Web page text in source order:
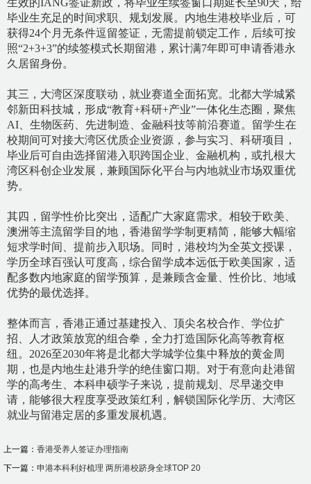
毕业生充足的时间求职、规划发展。内地生港校毕业后，可
获得24个月无条件逗留签证，无需提前锁定工作，后续可按
照“2+3+3”的续签模式长期留港，累计满7年即可申请香港永
久居留身份。
其三，大湾区深度联动，就业赛道全面拓宽。北都大学城紧
邻新田科技城，形成“教育+科研+产业”一体化生态圈，聚焦
AI、生物医药、先进制造、金融科技等前沿赛道。留学生在
校期间可对接大湾区优质企业资源，参与实习、科研项目，
毕业后可自由选择留港入职跨国企业、金融机构，或扎根大
湾区科创企业发展，兼顾国际化平台与内地就业市场双重优
势。
其四，留学性价比突出，适配广大家庭需求。相较于欧美、
澳洲等主流留学目的地，香港留学学制更精简，能够大幅缩
短求学时间、提前步入职场。同时，港校均为全英文授课，
学历全球百强认可度高，综合留学成本远低于欧美国家，适
配多数内地家庭的留学预算，是兼顾含金量、性价比、地域
优势的最优选择。
整体而言，香港正通过基建投入、顶尖名校合作、学位扩
招、人才政策放宽的组合拳，全力打造国际化高等教育枢
纽。 2026至2030年将是北都大学城学位集中释放的黄金周
期，也是内地生赴港升学的绝佳窗口期。对于有意向赴港留
学的高考生、本科申硕学子来说，提前规划、尽早递交申
请，能够很大程度享受政策红利，解锁国际化学历、大湾区
就业与留港定居的多重发展机遇。
上一篇： 香港受养人签证办理指南
下一篇： 申港本科利好梳理 两所港校跻身全球TOP 20